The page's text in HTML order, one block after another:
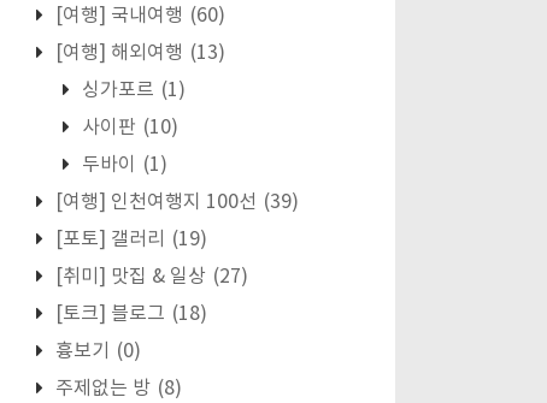
[여행] 국내여행 (60)
[여행] 해외여행 (13)
싱가포르 (1)
사이판 (10)
두바이
(1)
[여행] 인천여행지 100선 (39)
[포토] 갤러리
(19)
[취미] 맛집 & 일상 (27)
[토크] 블로그 (18)
흉보기
(0)
주제없는 방 (8)